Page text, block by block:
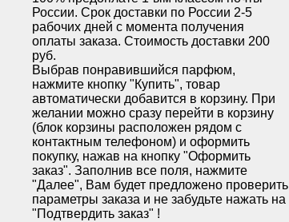
России. Срок доставки по России 2-5
рабочих дней с момента получения
оплаты заказа. Стоимость доставки 200
руб.
Выбрав понравившийся парфюм,
нажмите кнопку "Купить", товар
автоматически добавится в корзину. При
желании можно сразу перейти в корзину
(блок корзины расположен рядом с
контактным телефоном) и оформить
покупку, нажав на кнопку "Оформить
заказ". Заполнив все поля, нажмите
"Далее", Вам будет предложено проверить
параметры заказа и не забудьте нажать на
"Подтвердить заказ" !